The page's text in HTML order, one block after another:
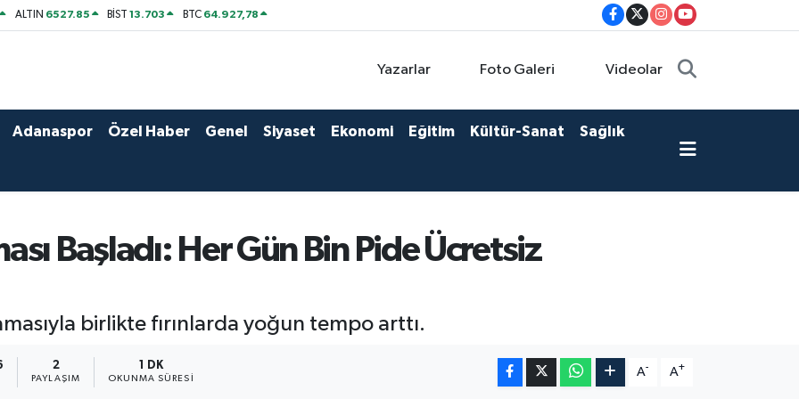
ALTIN 6527.85 BİST13.703 BTC 64.927,78
Yazarlar Foto Galeri Videolar
Adanaspor Özel Haber Genel Siyaset Ekonomi Eğitim Kültür-Sanat Sağlık
Başladı: Her Gün Bin Pide Ücretsiz
birlikte fırınlarda yoğun tempo arttı.
2
PAYLAŞIM
1 DK
OKUNMA SÜRESI
A- A+